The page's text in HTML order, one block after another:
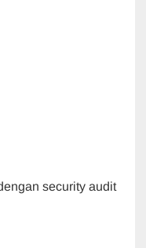
security audit